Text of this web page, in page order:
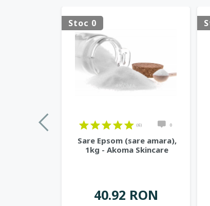
Stoc 0
(6) 0
Sare Epsom (sare amara),
1kg - Akoma Skincare
40.92 RON